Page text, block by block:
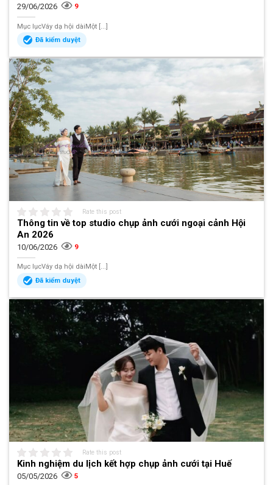
29/06/2026 9
Mục lụcVáy dạ hội dàiMột [...]
Đã kiểm duyệt
Rate this post
Thông tin về top studio chụp ảnh cưới ngoại cảnh Hội
An 2026
10/06/2026 9
Mục lụcVáy dạ hội dàiMột [...]
Đã kiểm duyệt
Rate this post
Kinh nghiệm du lịch kết hợp chụp ảnh cưới tại Huế
05/05/2026 5